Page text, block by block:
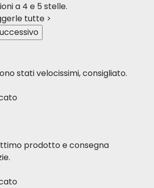
a 4 e 5 stelle.
tutte >
stati velocissimi, consigliato.
prodotto e consegna